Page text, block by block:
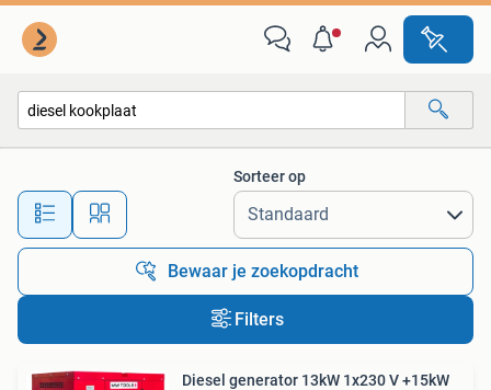
Alle afstanden…
Sorteer op
Bewaar je zoekopdracht
Filters
Diesel generator 13kW 1x230 V +15kW